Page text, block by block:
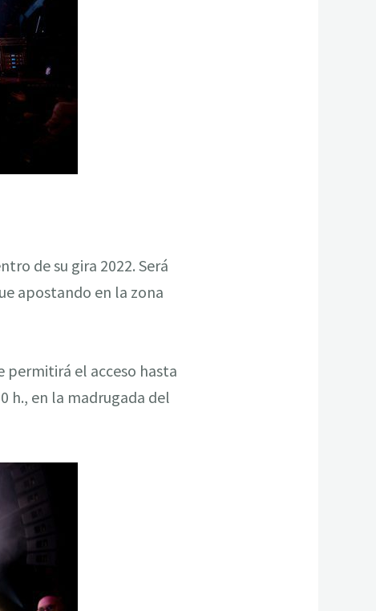
de su gira 2022. Será
apostando en la zona
permitirá el acceso hasta
h., en la madrugada del